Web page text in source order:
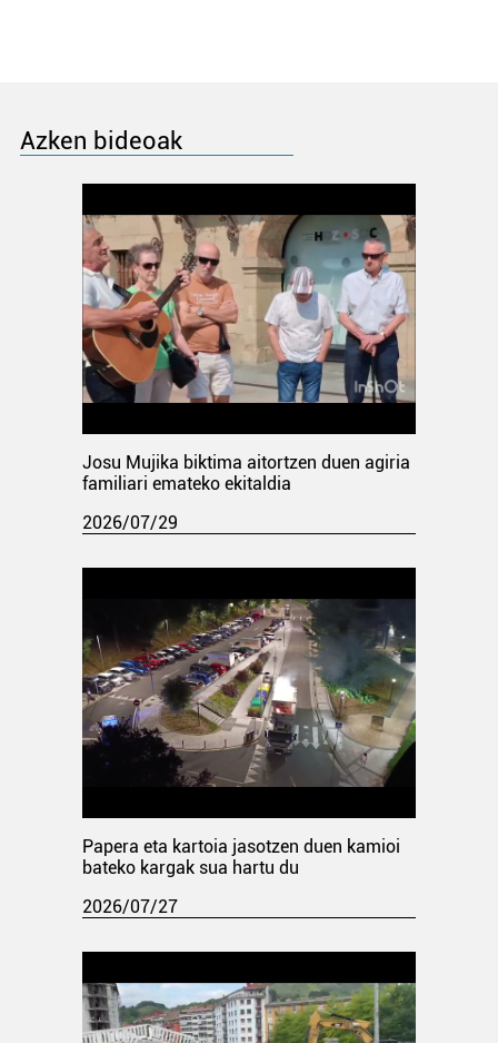
Azken bideoak
Josu Mujika biktima aitortzen duen agiria
familiari emateko ekitaldia
2026/07/29
Papera eta kartoia jasotzen duen kamioi
bateko kargak sua hartu du
2026/07/27